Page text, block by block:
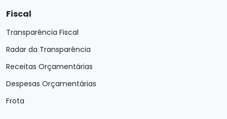
Fiscal
Transparência Fiscal
Radar da Transparência
Receitas Orçamentárias
Despesas Orçamentárias
Frota